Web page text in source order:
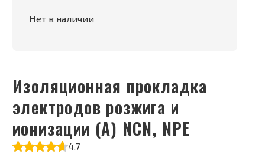
Изоляционная прокладка
электродов розжига и
ионизации (А) NCN, NPE
4.7
Нет в наличии